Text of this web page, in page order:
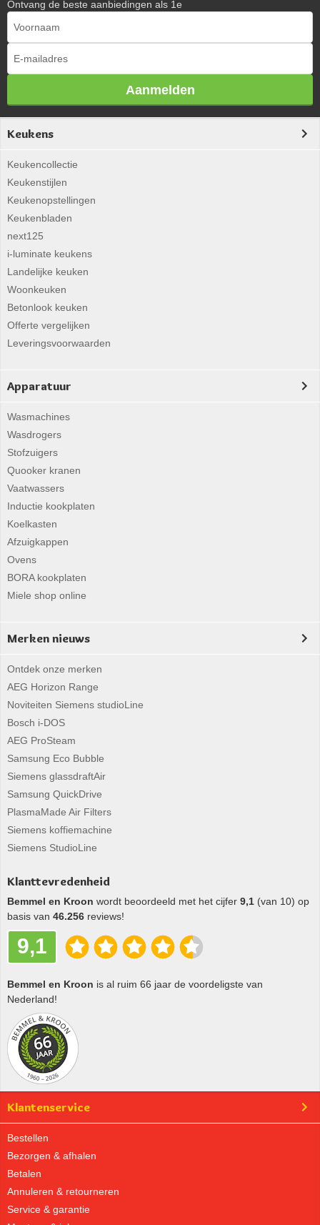
Ontvang de beste aanbiedingen als 1e
Aanmelden
Keukens
Keukencollectie
Keukenstijlen
Keukenopstellingen
Keukenbladen
next125
i-luminate keukens
Landelijke keuken
Woonkeuken
Betonlook keuken
Offerte vergelijken
Leveringsvoorwaarden
Apparatuur
Wasmachines
Wasdrogers
Stofzuigers
Quooker kranen
Vaatwassers
Inductie kookplaten
Koelkasten
Afzuigkappen
Ovens
BORA kookplaten
Miele shop online
Merken nieuws
Ontdek onze merken
AEG Horizon Range
Noviteiten Siemens studioLine
Bosch i-DOS
AEG ProSteam
Samsung Eco Bubble
Siemens glassdraftAir
Samsung QuickDrive
PlasmaMade Air Filters
Siemens koffiemachine
Siemens StudioLine
Klanttevredenheid
Bemmel en Kroon wordt beoordeeld met het cijfer 9,1 (van 10) op
basis van 46.256 reviews!
9,1
Bemmel en Kroon is al ruim 66 jaar de voordeligste van
Nederland!
Klantenservice
Bestellen
Bezorgen & afhalen
Betalen
Annuleren & retourneren
Service & garantie